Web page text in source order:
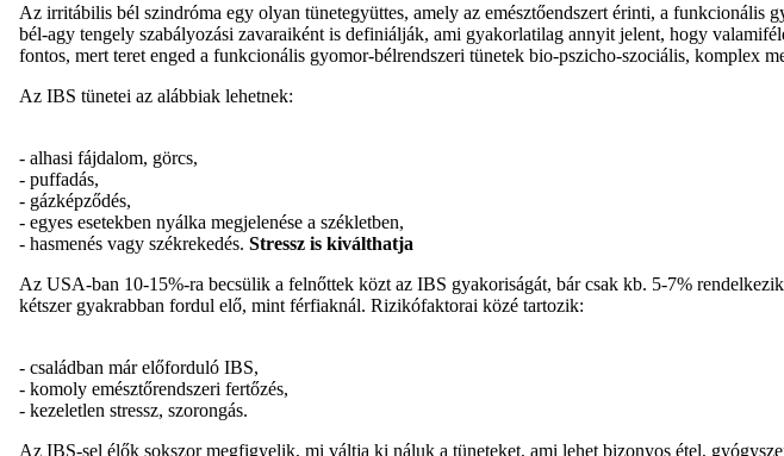
Az irritábilis bél szindróma egy olyan tünetegyüttes, amely az emésztőendszert érinti, a
bél-agy tengely szabályozási zavaraiként is definiálják, ami gyakorlatilag annyit jelent, hogy
fontos, mert teret enged a funkcionális gyomor-bélrendszeri tünetek bio-pszicho-szociális, komplex
Az IBS tünetei az alábbiak lehetnek:
- alhasi fájdalom, görcs,
- puffadás,
- gázképződés,
- egyes esetekben nyálka megjelenése a székletben,
- hasmenés vagy székrekedés. Stressz is kiválthatja
Az USA-ban 10-15%-ra becsülik a felnőttek közt az IBS gyakoriságát, bár csak kb. 5-7%
kétszer gyakrabban fordul elő, mint férfiaknál. Rizikófaktorai közé tartozik:
- családban már előforduló IBS,
- komoly emésztőrendszeri fertőzés,
- kezeletlen stressz, szorongás.
Az IBS-sel élők sokszor megfigyelik, mi váltja ki náluk a tüneteket, ami lehet bizonyos étel,